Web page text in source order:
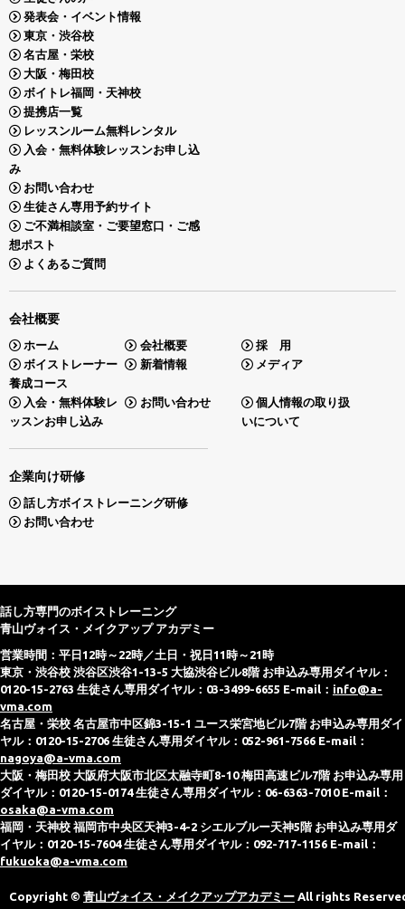
発表会・イベント情報
東京・渋谷校
名古屋・栄校
大阪・梅田校
ボイトレ福岡・天神校
提携店一覧
レッスンルーム無料レンタル
入会・無料体験レッスンお申し込
み
お問い合わせ
生徒さん専用予約サイト
ご不満相談室・ご要望窓口・ご感
想ポスト
よくあるご質問
会社概要
ホーム 会社概要
採 用
ボイストレーナー
養成コース
新着情報 メディア
入会・無料体験レ
ッスンお申し込み
お問い合わせ
個人情報の取り扱
いについて
企業向け研修
話し方ボイストレーニング研修
お問い合わせ
話し方専門のボイストレーニング
青山ヴォイス・メイクアップ アカデミー
営業時間：平日12時～22時／土日・祝日11時～21時
東京・渋谷校 渋谷区渋谷1-13-5 大協渋谷ビル8階 お申込み専用ダイヤル：
0120-15-2763 生徒さん専用ダイヤル：03-3499-6655 E-mail： info@a-
vma.com
名古屋・栄校 名古屋市中区錦3-15-1 ユース栄宮地ビル7階 お申込み専用ダイ
ヤル：0120-15-2706 生徒さん専用ダイヤル：052-961-7566 E-mail：
nagoya@a-vma.com
大阪・梅田校 大阪府大阪市北区太融寺町8-10 梅田高速ビル7階 お申込み専用
ダイヤル：0120-15-0174 生徒さん専用ダイヤル：06-6363-7010 E-mail：
osaka@a-vma.com
福岡・天神校 福岡市中央区天神3-4-2 シエルブルー天神5階 お申込み専用ダ
イヤル：0120-15-7604 生徒さん専用ダイヤル：092-717-1156 E-mail：
fukuoka@a-vma.com
Copyright © 青山ヴォイス・メイクアップアカデミー All rights